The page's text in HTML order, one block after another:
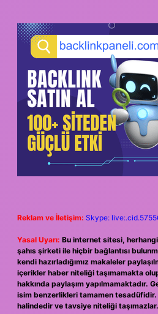
Reklam ve İletişim: Skype:
Yasal Uyarı: Bu internet sitesi,
şahıs şirketi ile hiçbir bağlantısı
kendi hazırladığımız makaleler
içerikler haber niteliği taşımamakta
hakkında paylaşım yapılmamaktadır.
isim benzerlikleri tamamen
halindedir ve tavsiye niteliği taşımazlar.